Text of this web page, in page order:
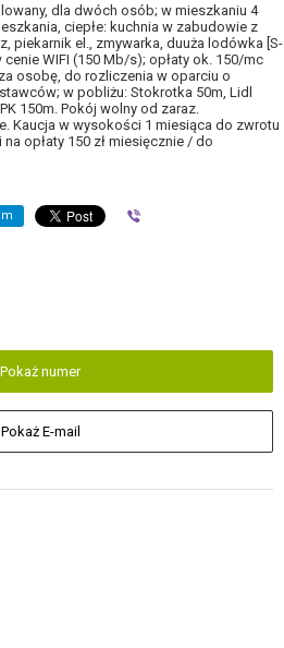
dla dwóch osób; w mieszkaniu 4
ciepłe: kuchnia w zabudowie z
piekarnik el., zmywarka, duuża lodówka [S-
cenie WIFI (150 Mb/s); opłaty ok. 150/mc
osobę, do rozliczenia w oparciu o
w pobliżu: Stokrotka 50m, Lidl
150m. Pokój wolny od zaraz.
Kaucja w wysokości 1 miesiąca do zwrotu
opłaty 150 zł miesięcznie / do
Pokaż numer
Pokaż E-mail